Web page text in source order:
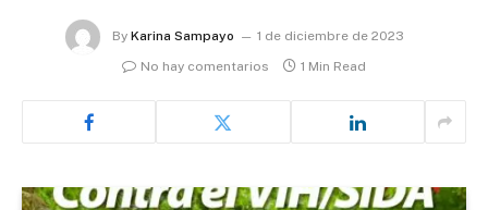
By Karina Sampayo
1 de diciembre de 2023
No hay comentarios
1 Min Read